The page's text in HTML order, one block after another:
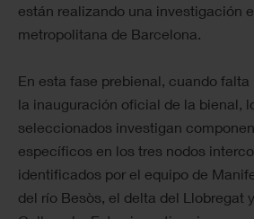
están realizando una investigación
metropolitana de Barcelona.
En esta fase prebienal, cuando falta
la inauguración oficial de la bienal,
seleccionados investigan
específicos en los tres nodos
identificados por el equipo de
del río Besòs, el delta del Llobregat